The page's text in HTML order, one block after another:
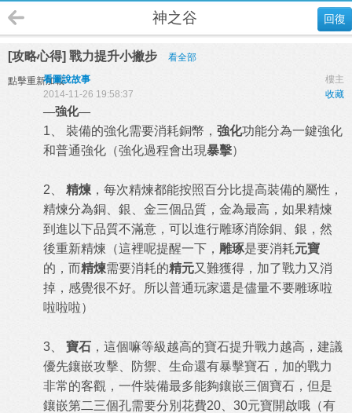
回復
神之谷
[攻略心得] 戰力提升小撇步 看全部
點擊重新加載 樓主
看圖說故事
收藏
2014-11-26 19:58:37
—強化—
1 、 裝備的強化需要消耗銅幣， 強化功能分為一鍵強化
和普通強化（強化過程會出現暴擊）
2 精煉 ，每次精煉都能按照百分比提高裝備的屬性，
精煉分為銅、銀、金三個品質，金為最高，如果精煉
到進以下品質不滿意，可以進行雕琢消除銅、銀，然
後重新精煉（這裡呢提醒一下， 雕琢是要消耗元寶
的，而精煉需要消耗的精元又難獲得，加了戰力又消
掉，感覺很不好。所以普通玩家還是儘量不要雕琢啦
啦啦啦）
3 寶石 ，這個嘛等級越高的寶石提升戰力越高，建議
優先鑲嵌攻擊、防禦、生命還有暴擊寶石，加的戰力
非常的客觀，一件裝備最多能夠鑲嵌三個寶石，但是
鑲嵌第二三個孔需要分別花費20、30元寶開啟哦（有